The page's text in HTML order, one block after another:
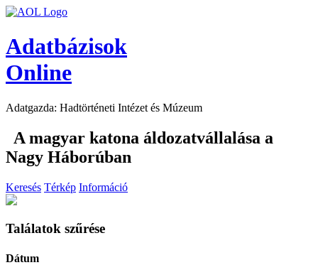
Adatbázisok
Online
Adatgazda: Hadtörténeti Intézet és Múzeum
A magyar katona áldozatvállalása a
Nagy Háborúban
Keresés Térkép Információ
Találatok szűrése
Dátum